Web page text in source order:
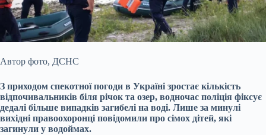
Автор фото, ДСНС
З приходом спекотної погоди в Україні зростає кількість
відпочивальників біля річок та озер, водночас поліція фіксує
дедалі більше випадків загибелі на воді. Лише за минулі
вихідні правоохоронці повідомили про сімох дітей, які
загинули у водоймах.